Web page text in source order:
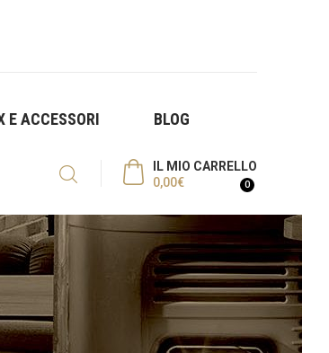
E ACCESSORI BLOG
IL MIO CARRELLO
0
0,00€